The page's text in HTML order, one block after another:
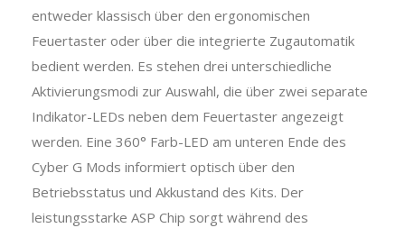
entweder klassisch über den ergonomischen
Feuertaster oder über die integrierte Zugautomatik
bedient werden. Es stehen drei unterschiedliche
Aktivierungsmodi zur Auswahl, die über zwei separate
Indikator-LEDs neben dem Feuertaster angezeigt
werden. Eine 360° Farb-LED am unteren Ende des
Cyber G Mods informiert optisch über den
Betriebsstatus und Akkustand des Kits. Der
leistungsstarke ASP Chip sorgt während des